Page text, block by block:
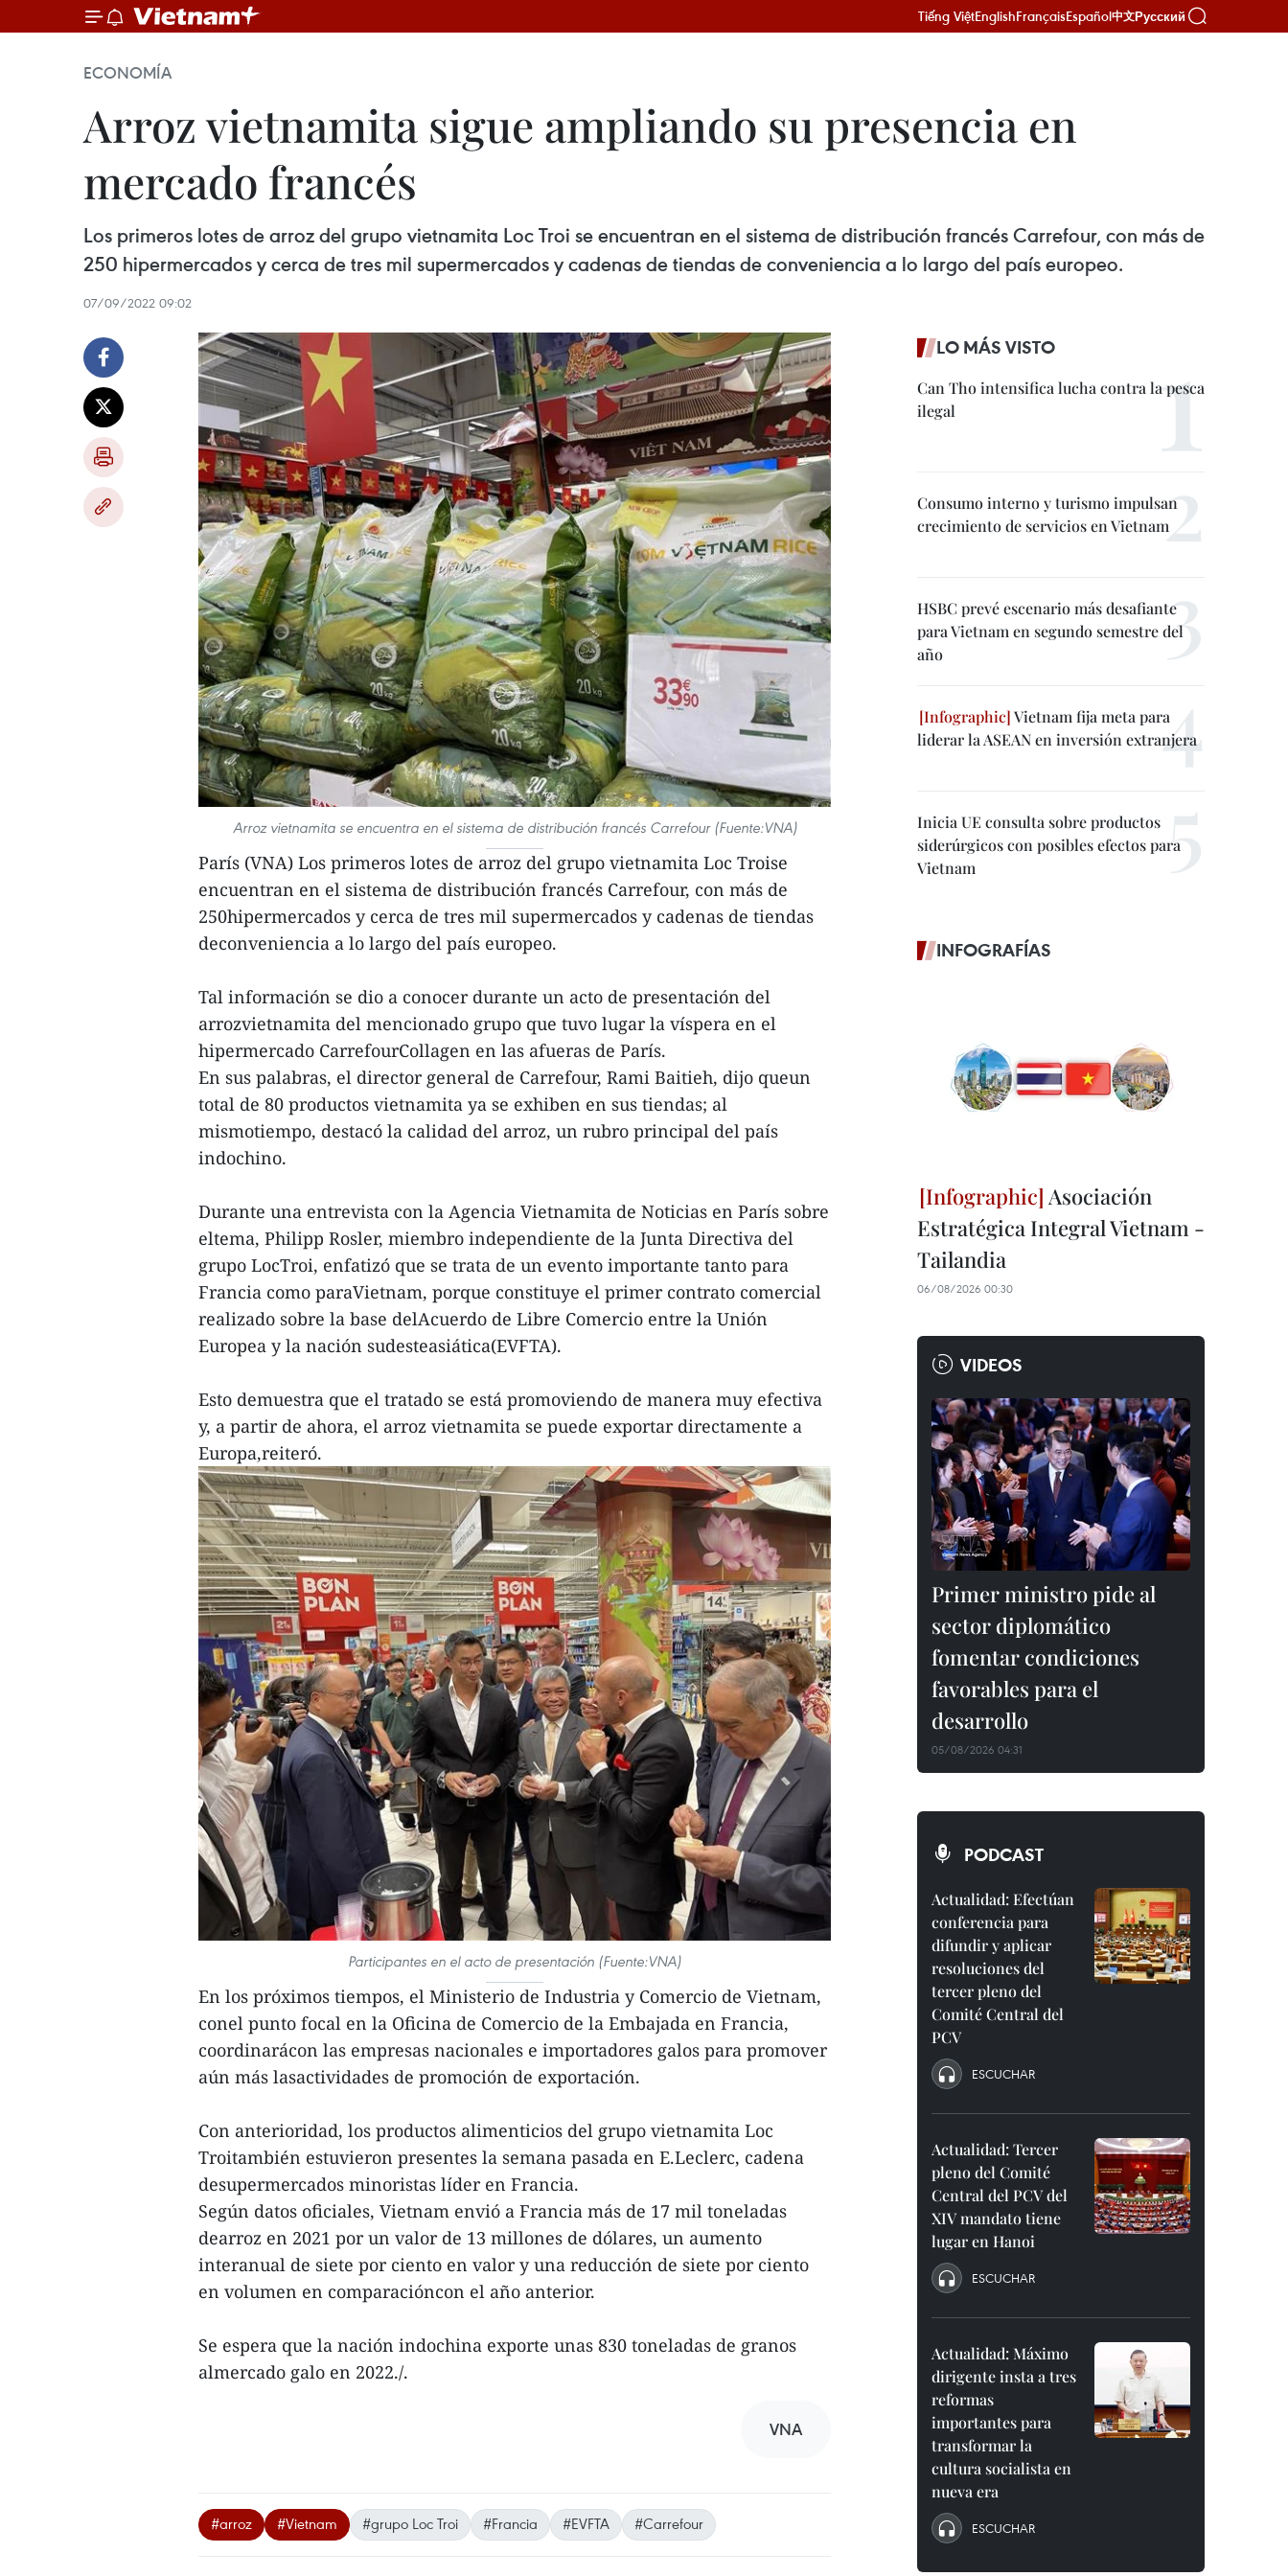
Tiếng ViệtEnglishFrançaisEspañol中文Русский
ECONOMÍA
Arroz vietnamita sigue ampliando su presencia en
mercado francés
Los primeros lotes de arroz del grupo vietnamita Loc Troi se encuentran en el sistema de distribución francés Carrefour, con más de
250 hipermercados y cerca de tres mil supermercados y cadenas de tiendas de conveniencia a lo largo del país europeo.
07/09/2022 09:02
Arroz vietnamita se encuentra en el sistema de distribución francés Carrefour (Fuente:VNA)
París (VNA) Los primeros lotes de arroz del grupo vietnamita Loc Troise
encuentran en el sistema de distribución francés Carrefour, con más de
250hipermercados y cerca de tres mil supermercados y cadenas de tiendas
deconveniencia a lo largo del país europeo.
Tal información se dio a conocer durante un acto de presentación del
arrozvietnamita del mencionado grupo que tuvo lugar la víspera en el
hipermercado CarrefourCollagen en las afueras de París.
En sus palabras, el director general de Carrefour, Rami Baitieh, dijo queun
total de 80 productos vietnamita ya se exhiben en sus tiendas; al
mismotiempo, destacó la calidad del arroz, un rubro principal del país
indochino.
Durante una entrevista con la Agencia Vietnamita de Noticias en París sobre
eltema, Philipp Rosler, miembro independiente de la Junta Directiva del
grupo LocTroi, enfatizó que se trata de un evento importante tanto para
Francia como paraVietnam, porque constituye el primer contrato comercial
realizado sobre la base delAcuerdo de Libre Comercio entre la Unión
Europea y la nación sudesteasiática(EVFTA).
Esto demuestra que el tratado se está promoviendo de manera muy efectiva
y, a partir de ahora, el arroz vietnamita se puede exportar directamente a
Europa,reiteró.
Participantes en el acto de presentación (Fuente:VNA)
En los próximos tiempos, el Ministerio de Industria y Comercio de Vietnam,
conel punto focal en la Oficina de Comercio de la Embajada en Francia,
coordinarácon las empresas nacionales e importadores galos para promover
aún más lasactividades de promoción de exportación.
Con anterioridad, los productos alimenticios del grupo vietnamita Loc
Troitambién estuvieron presentes la semana pasada en E.Leclerc, cadena
desupermercados minoristas líder en Francia.
Según datos oficiales, Vietnam envió a Francia más de 17 mil toneladas
dearroz en 2021 por un valor de 13 millones de dólares, un aumento
interanual de siete por ciento en valor y una reducción de siete por ciento
en volumen en comparacióncon el año anterior.
Se espera que la nación indochina exporte unas 830 toneladas de granos
almercado galo en 2022./.
VNA
#arroz #Vietnam #grupo Loc Troi #Francia #EVFTA #Carrefour
LO MÁS VISTO
Can Tho intensifica lucha contra la pesca
ilegal
Consumo interno y turismo impulsan
crecimiento de servicios en Vietnam
HSBC prevé escenario más desafiante
para Vietnam en segundo semestre del
año
Vietnam fija meta para
liderar la ASEAN en inversión extranjera
Inicia UE consulta sobre productos
siderúrgicos con posibles efectos para
Vietnam
INFOGRAFÍAS
Asociación
Estratégica Integral Vietnam -
Tailandia
06/08/2026 00:30
VIDEOS
Primer ministro pide al
sector diplomático
fomentar condiciones
favorables para el
desarrollo
05/08/2026 04:31
PODCAST
Actualidad: Efectúan
conferencia para
difundir y aplicar
resoluciones del
tercer pleno del
Comité Central del
PCV
ESCUCHAR
Actualidad: Tercer
pleno del Comité
Central del PCV del
XIV mandato tiene
lugar en Hanoi
ESCUCHAR
Actualidad: Máximo
dirigente insta a tres
reformas
importantes para
transformar la
cultura socialista en
nueva era
ESCUCHAR